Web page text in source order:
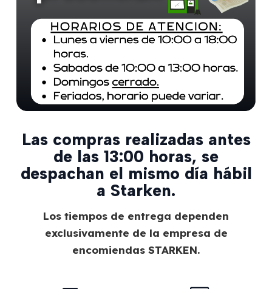
Las compras realizadas antes
de las 13:00 horas, se
despachan el mismo día hábil
a Starken.
Los tiempos de entrega dependen
exclusivamente de la empresa de
encomiendas STARKEN.